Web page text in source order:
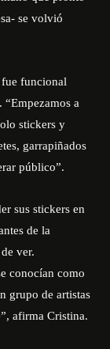
se volvió
funcional
a
stickers y
garrapiñados
público”.
sus stickers en
de la
ver.
conocían como
grupo de artistas
afirma Cristina.